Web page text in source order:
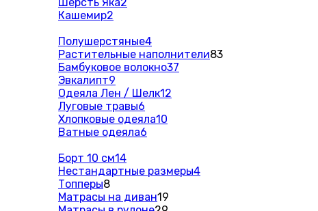
Кашемир2
Полушерстяные4
Растительные наполнители83
Бамбуковое волокно37
Эвкалипт9
Одеяла Лен / Шелк12
Луговые травы6
Хлопковые одеяла10
Ватные одеяла6
Борт 10 см14
Нестандартные размеры4
Топперы8
Матрасы на диван19